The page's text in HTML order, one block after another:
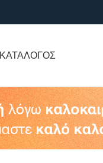
ΚΑΤΑΛΟΓΟΣ